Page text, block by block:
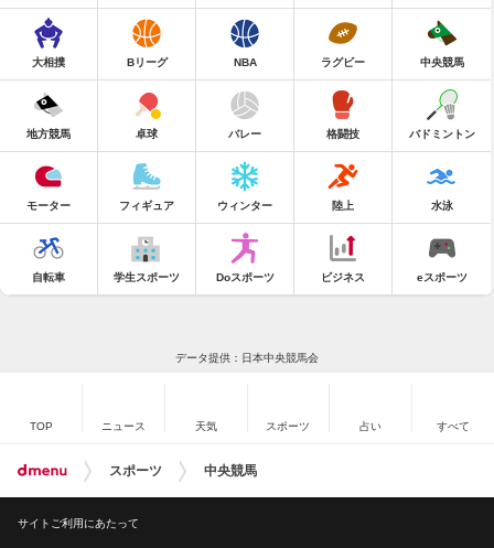
大相撲 Bリーグ NBA ラグビー 中央競馬
地方競馬 卓球 バレー 格闘技 バドミントン
モーター フィギュア ウィンター 陸上 水泳
自転車 学生スポーツ Doスポーツ ビジネス eスポーツ
データ提供：日本中央競馬会
TOP ニュース 天気 スポーツ 占い すべて
スポーツ 中央競馬
サイトご利用にあたって